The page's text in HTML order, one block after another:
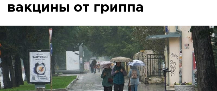
вакцины от гриппа